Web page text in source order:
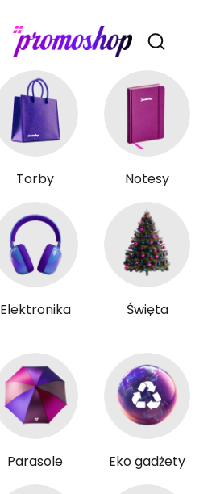
Otwórz
Torby Notesy
Elektronika Święta
Parasole Eko gadżety